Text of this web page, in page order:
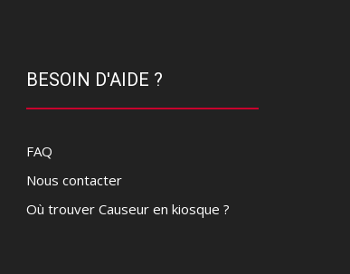
BESOIN D'AIDE ?
FAQ
Nous contacter
Où trouver Causeur en kiosque ?